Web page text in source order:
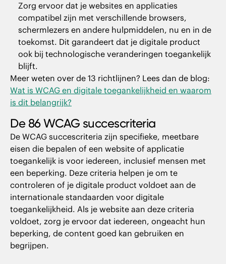
Zorg ervoor dat je websites en applicaties
compatibel zijn met verschillende browsers,
schermlezers en andere hulpmiddelen, nu en in de
toekomst. Dit garandeert dat je digitale product
ook bij technologische veranderingen toegankelijk
blijft.
Meer weten over de 13 richtlijnen? Lees dan de blog:
Wat is WCAG en digitale toegankelijkheid en waarom
is dit belangrijk?
De 86 WCAG succescriteria
De WCAG succescriteria zijn specifieke, meetbare
eisen die bepalen of een website of applicatie
toegankelijk is voor iedereen, inclusief mensen met
een beperking. Deze criteria helpen je om te
controleren of je digitale product voldoet aan de
internationale standaarden voor digitale
toegankelijkheid. Als je website aan deze criteria
voldoet, zorg je ervoor dat iedereen, ongeacht hun
beperking, de content goed kan gebruiken en
begrijpen.